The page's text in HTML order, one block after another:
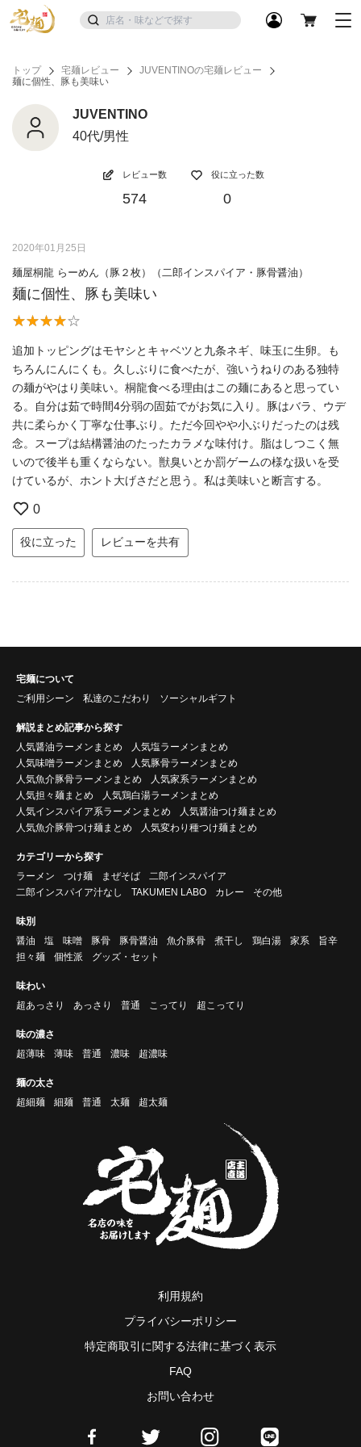
トップ 宅麺レビュー
JUVENTINOの宅麺レビュー
麺に個性、豚も美味い
JUVENTINO
40代/男性
レビュー数
574
役に立った数
0
2020年01月25日
麺屋桐龍 らーめん（豚２枚）（二郎インスパイア・豚骨醤油）
麺に個性、豚も美味い
追加トッピングはモヤシとキャベツと九条ネギ、味玉に生卵。も
ちろんにんにくも。久しぶりに食べたが、強いうねりのある独特
の麺がやはり美味い。桐龍食べる理由はこの麺にあると思ってい
る。自分は茹で時間4分弱の固茹でがお気に入り。豚はバラ、ウデ
共に柔らかく丁寧な仕事ぶり。ただ今回やや小ぶりだったのは残
念。スープは結構醤油のたったカラメな味付け。脂はしつこく無
いので後半も重くならない。獣臭いとか罰ゲームの様な扱いを受
けているが、ホント大げさだと思う。私は美味いと断言する。
0
役に立った レビューを共有
宅麺について
ご利用シーン
私達のこだわり ソーシャルギフト
解説まとめ記事から探す
人気醤油ラーメンまとめ
人気塩ラーメンまとめ
人気味噌ラーメンまとめ
人気豚骨ラーメンまとめ
人気魚介豚骨ラーメンまとめ
人気家系ラーメンまとめ
人気担々麺まとめ
人気鶏白湯ラーメンまとめ
人気インスパイア系ラーメンまとめ
人気醤油つけ麺まとめ
人気魚介豚骨つけ麺まとめ
人気変わり種つけ麺まとめ
カテゴリーから探す
ラーメン
つけ麺 まぜそば
二郎インスパイア
二郎インスパイア汁なし
TAKUMEN LABO カレー その他
味別
醤油
塩 味噌 豚骨 豚骨醤油 魚介豚骨 煮干し 鶏白湯 家系
旨辛
担々麺
個性派 グッズ・セット
味わい
超あっさり
あっさり 普通 こってり 超こってり
味の濃さ
超薄味
薄味 普通 濃味 超濃味
麺の太さ
超細麺
細麺 普通 太麺 超太麺
利用規約
プライバシーポリシー
特定商取引に関する法律に基づく表示
FAQ
お問い合わせ